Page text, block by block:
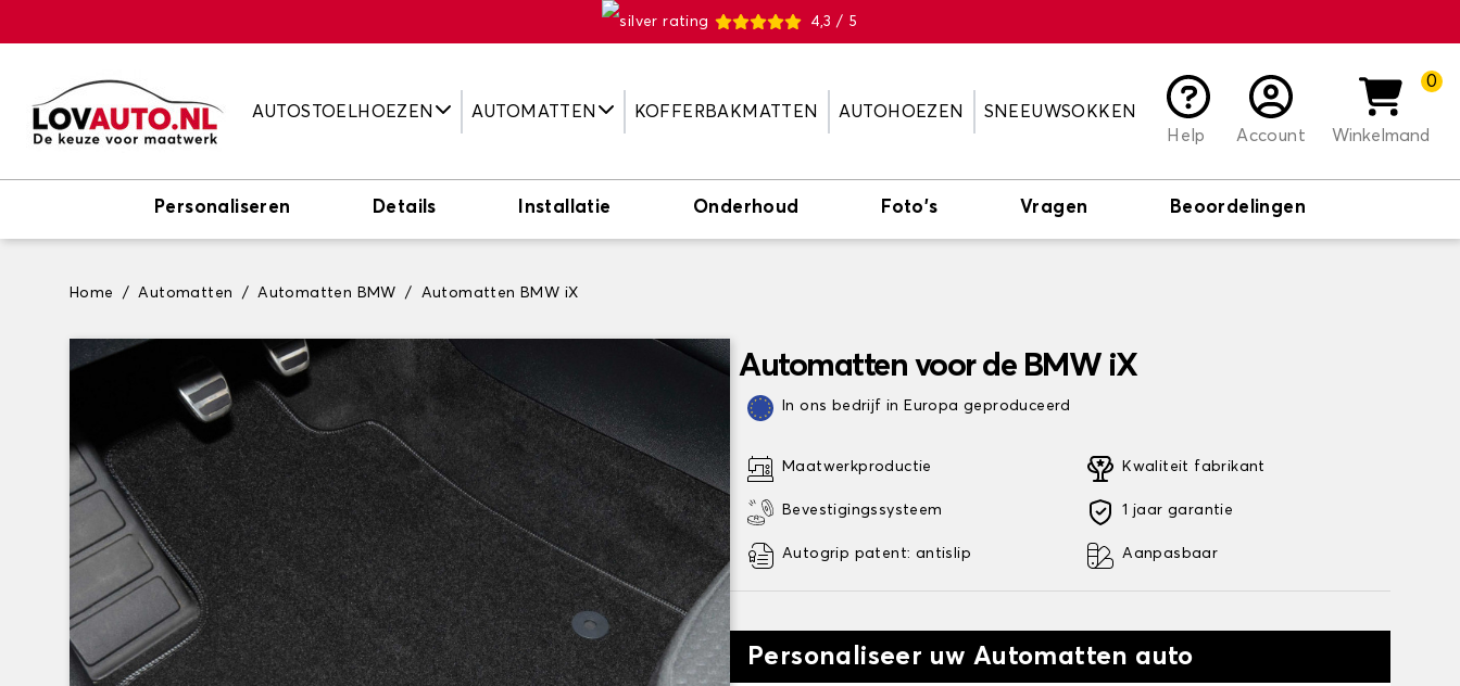
4,3 / 5
AUTOSTOELHOEZEN AUTOMATTEN KOFFERBAKMATTEN AUTOHOEZEN
SNEEUWSOKKEN
Help
Account
0
Winkelmand
Personaliseren Details Installatie Onderhoud Foto's Vragen Beoordelingen
Home Automatten Automatten BMW Automatten BMW iX
Automatten voor de BMW iX
In ons bedrijf in Europa geproduceerd
Maatwerkproductie
Bevestigingssysteem
Autogrip patent: antislip
Kwaliteit fabrikant
1 jaar garantie
Aanpasbaar
Personaliseer uw Automatten auto